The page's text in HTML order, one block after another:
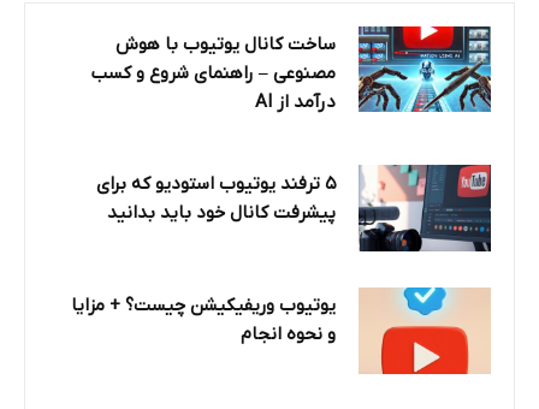
ساخت کانال یوتیوب با هوش
مصنوعی – راهنمای شروع و کسب
درآمد از AI
۵ ترفند یوتیوب استودیو که برای
پیشرفت کانال خود باید بدانید
یوتیوب وریفیکیشن چیست؟ + مزایا
و نحوه انجام